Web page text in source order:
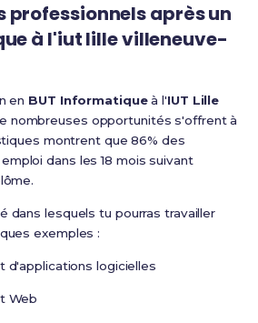
professionnels après un
à l'iut lille villeneuve-
en BUT Informatiqueà l'IUT Lille
nombreuses opportunités s'offrent à
montrent que 86% des
dans les 18 mois suivant
dans lesquels tu pourras travailler
exemples :
d'applications logicielles
Web